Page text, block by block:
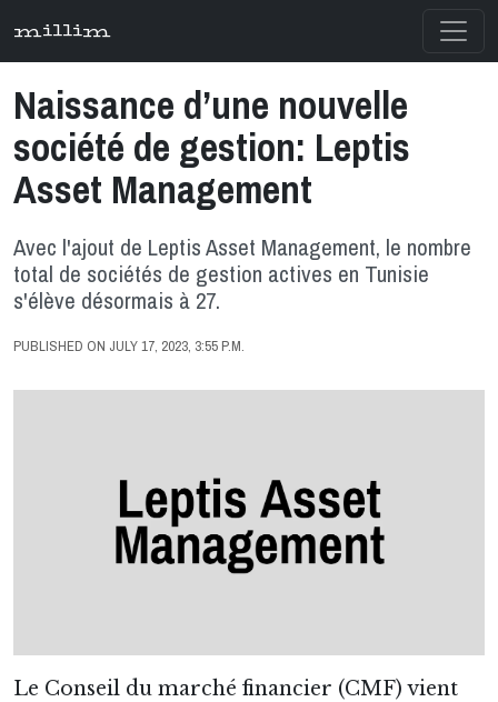
millim
Naissance d’une nouvelle
société de gestion: Leptis
Asset Management
Avec l'ajout de Leptis Asset Management, le nombre
total de sociétés de gestion actives en Tunisie
s'élève désormais à 27.
PUBLISHED ON JULY 17, 2023, 3:55 P.M.
Le Conseil du marché financier (CMF) vient